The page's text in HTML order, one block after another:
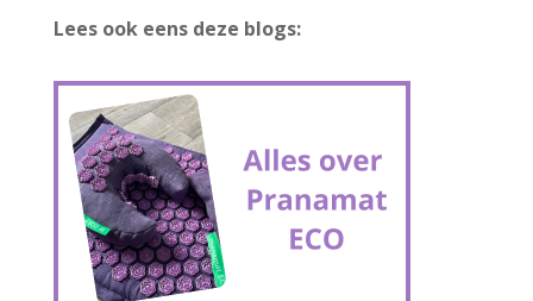
Lees ook eens deze blogs: